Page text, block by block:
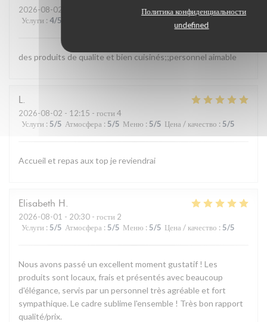
Политика конфиденциальности
undefined
2026-08-02
Услуги : 4/5 Цена / качество
des produits de qualite et bien cuisinés;;personnel aimable
L
2026-08-02 - 12:15 - гости 4
Услуги : 5/5 Атмосфера : 5/5 Меню : 5/5 Цена / качество : 5/5
Accueil et repas aux top je reviendrai
Elisabeth H
2026-08-01 - 20:30 - гости 2
Услуги : 5/5 Атмосфера : 5/5 Меню : 5/5 Цена / качество : 5/5
Nous avons passé un excellent moment gustatif ! Les
produits sont locaux, frais et présentés avec beaucoup
d'élégance, servis par un personnel très agréable et fort
sympathique. Le cadre sublime l'ensemble ! Très bon rapport
qualité/prix.